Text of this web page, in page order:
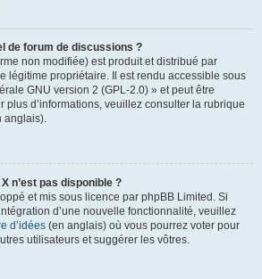
de forum de discussions ?
non modifiée) est produit et distribué par
légitime propriétaire. Il est rendu accessible sous
GNU version 2 (GPL-2.0) » et peut être
plus d’informations, veuillez consulter la rubrique
anglais).
n’est pas disponible ?
et mis sous licence par phpBB Limited. Si
d’une nouvelle fonctionnalité, veuillez
d’idées (en anglais) où vous pourrez voter pour
utilisateurs et suggérer les vôtres.